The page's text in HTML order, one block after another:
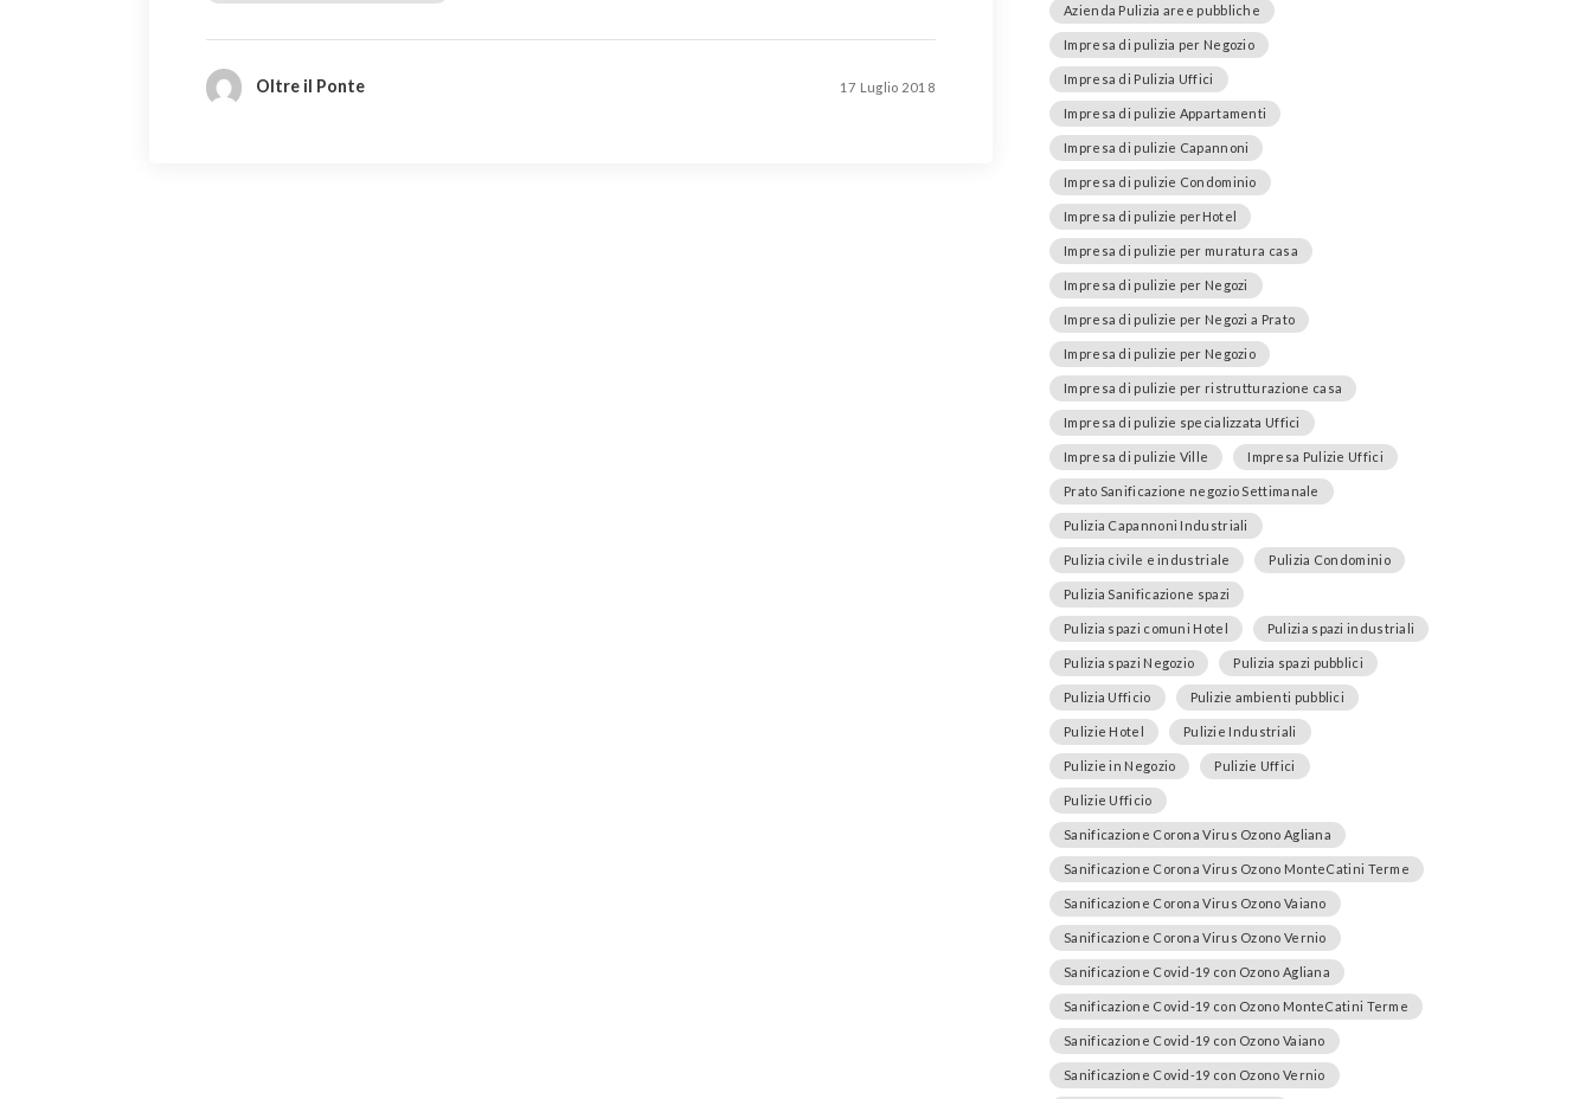
Oltre il Ponte 17 Luglio 2018
Azienda Pulizia aree pubbliche
Impresa di pulizia per Negozio
Impresa di Pulizia Uffici
Impresa di pulizie Appartamenti
Impresa di pulizie Capannoni
Impresa di pulizie Condominio
Impresa di pulizie perHotel
Impresa di pulizie per muratura casa
Impresa di pulizie per Negozi
Impresa di pulizie per Negozi a Prato
Impresa di pulizie per Negozio
Impresa di pulizie per ristrutturazione casa
Impresa di pulizie specializzata Uffici
Impresa di pulizie Ville Impresa Pulizie Uffici
Prato Sanificazione negozio Settimanale
Pulizia Capannoni Industriali
Pulizia civile e industriale Pulizia Condominio
Pulizia Sanificazione spazi
Pulizia spazi comuni Hotel Pulizia spazi industriali
Pulizia spazi Negozio Pulizia spazi pubblici
Pulizia Ufficio Pulizie ambienti pubblici
Pulizie Hotel Pulizie Industriali
Pulizie in Negozio Pulizie Uffici
Pulizie Ufficio
Sanificazione Corona Virus Ozono Agliana
Sanificazione Corona Virus Ozono MonteCatini Terme
Sanificazione Corona Virus Ozono Vaiano
Sanificazione Corona Virus Ozono Vernio
Sanificazione Covid-19 con Ozono Agliana
Sanificazione Covid-19 con Ozono MonteCatini Terme
Sanificazione Covid-19 con Ozono Vaiano
Sanificazione Covid-19 con Ozono Vernio